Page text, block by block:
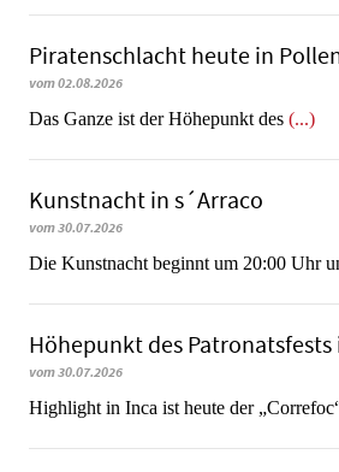
Piratenschlacht heute in
vom 02.08.2026
​​​​​​​Das Ganze ist der Höhepunkt des (...)
Kunstnacht in s´Arraco
vom 30.07.2026
Die Kunstnacht beginnt um 20:00 Uhr
Höhepunkt des Patronatsfests
vom 30.07.2026
Highlight in Inca ist heute der